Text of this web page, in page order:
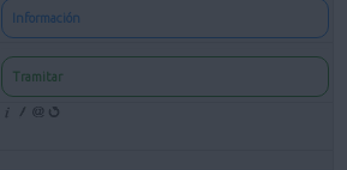
Información
Tramitar